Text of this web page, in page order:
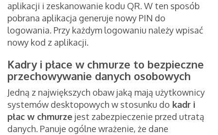
aplikacji i zeskanowanie kodu QR. W ten sposób
pobrana aplikacja generuje nowy PIN do
logowania. Przy każdym logowaniu należy wpisać
nowy kod z aplikacji.
Kadry i płace w chmurze to bezpieczne
przechowywanie danych osobowych
Jedną z największych obaw jaką mają użytkownicy
systemów desktopowych w stosunku do kadr i
płac w chmurze jest zabezpieczenie przed utratą
danych. Panuje ogólne wrażenie, że dane